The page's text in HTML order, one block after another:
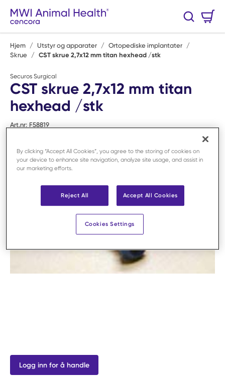
Hopp til hovedinnhold
Søk
Hjem / Utstyr og apparater / Ortopediske implantater /
Skrue
/ CST skrue 2,7x12 mm titan hexhead /stk
Securos Surgical
CST skrue 2,7x12 mm titan
hexhead /stk
Art.nr: F58819
Logg inn for å handle
By clicking “Accept All Cookies”, you agree to the storing of cookies on
your device to enhance site navigation, analyze site usage, and assist in
our marketing efforts.
Reject All Accept All Cookies
Cookies Settings